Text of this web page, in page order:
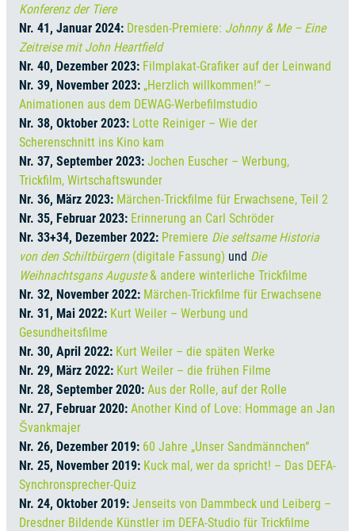
Konferenz der Tiere
Nr. 41, Januar 2024: Dresden-Premiere: Johnny & Me – Eine
Zeitreise mit John Heartfield
Nr. 40, Dezember 2023: Filmplakat-Grafiker auf der Leinwand
Nr. 39, November 2023: „Herzlich willkommen!“ –
Animationen aus dem DEWAG-Werbefilmstudio
Nr. 38, Oktober 2023: Lotte Reiniger – Wie der
Scherenschnitt ins Kino kam
Nr. 37, September 2023: Jochen Euscher – Werbung,
Trickfilm, Wirtschaftswunder
Nr. 36, März 2023: Märchen-Trickfilme für Erwachsene, Teil 2
Nr. 35, Februar 2023: Erinnerung an Carl Schröder
Nr. 33+34, Dezember 2022: Premiere Die seltsame Historia
von den Schiltbürgern (digitale Fassung) und Die
Weihnachtsgans Auguste& andere winterliche Trickfilme
Nr. 32, November 2022: Märchen-Trickfilme für Erwachsene
Nr. 31, Mai 2022: Kurt Weiler – Werbung und
Gesundheitsfilme
Nr. 30, April 2022: Kurt Weiler – die späten Werke
Nr. 29, März 2022: Kurt Weiler – die frühen Filme
Nr. 28, September 2020: Aus der Rolle, auf der Rolle
Nr. 27, Februar 2020: Another Kind of Love: Hommage an Jan
Švankmajer
Nr. 26, Dezember 2019: 60 Jahre „Unser Sandmännchen“
Nr. 25, November 2019: Kuck mal, wer da spricht! – Das DEFA-
Synchronsprecher-Quiz
Nr. 24, Oktober 2019: Jenseits von Dammbeck und Leiberg –
Dresdner Bildende Künstler im DEFA-Studio für Trickfilme